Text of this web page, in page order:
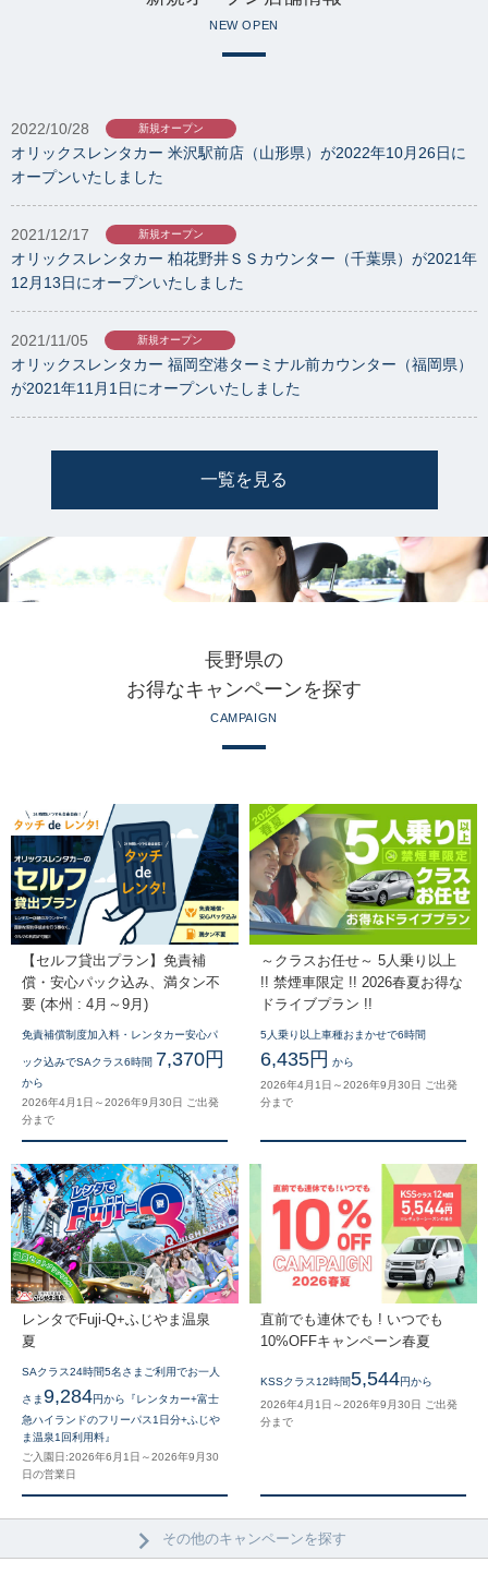
NEW OPEN
2022/10/28 新規オープン
オリックスレンタカー 米沢駅前店（山形県）が2022年10月26日に
オープンいたしました
2021/12/17 新規オープン
オリックスレンタカー 柏花野井ＳＳカウンター（千葉県）が2021年
12月13日にオープンいたしました
2021/11/05 新規オープン
オリックスレンタカー 福岡空港ターミナル前カウンター（福岡県）
が2021年11月1日にオープンいたしました
一覧を見る
長野県の
お得なキャンペーンを探す
CAMPAIGN
【セルフ貸出プラン】免責補
償・安心パック込み、満タン不
要 (本州 : 4月～9月)
免責補償制度加入料・レンタカー安心パ
ック込みでSAクラス6時間 7,370円
から
2026年4月1日～2026年9月30日 ご出発
分まで
～クラスお任せ～ 5人乗り以上
!! 禁煙車限定 !! 2026春夏お得な
ドライブプラン !!
5人乗り以上車種おまかせで6時間
6,435円 から
2026年4月1日～2026年9月30日 ご出発
分まで
レンタでFuji-Q+ふじやま温泉
夏
SAクラス24時間5名さまご利用でお一人
さま9,284円から『レンタカー+富士
急ハイランドのフリーパス1日分+ふじや
ま温泉1回利用料』
ご入園日:2026年6月1日～2026年9月30
日の営業日
直前でも連休でも ! いつでも
10%OFFキャンペーン春夏
KSSクラス12時間5,544円から
2026年4月1日～2026年9月30日 ご出発
分まで
その他のキャンペーンを探す